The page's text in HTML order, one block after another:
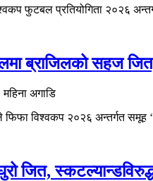
फुटबल प्रतियोगिता २०२६
ब्राजिलको सहज जित,
महिना अगाडि
फिफा विश्वकप २०२६ अन्तर्गत समूह
जित,